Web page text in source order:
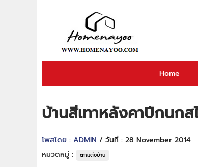
Home
บ้านสีเทาหลังคาปีกนกส
โพสโดย : ADMIN / วันที่ : 28 November 2014
หมวดหมู่ :
ตกแต่งบ้าน